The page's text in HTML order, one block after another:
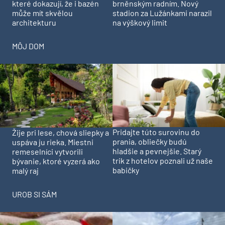
které dokazují, že i bazén
může mít skvělou
architekturu
brněnským radním. Nový
stadion za Lužánkami narazil
na výškový limit
MÔJ DOM
Žije pri lese, chová sliepky a
uspáva ju rieka. Miestni
remeselníci vytvorili
bývanie, ktoré vyzerá ako
malý raj
Pridajte túto surovinu do
prania, obliečky budú
hladšie a pevnejšie. Starý
trik z hotelov poznali už naše
babičky
UROB SI SÁM